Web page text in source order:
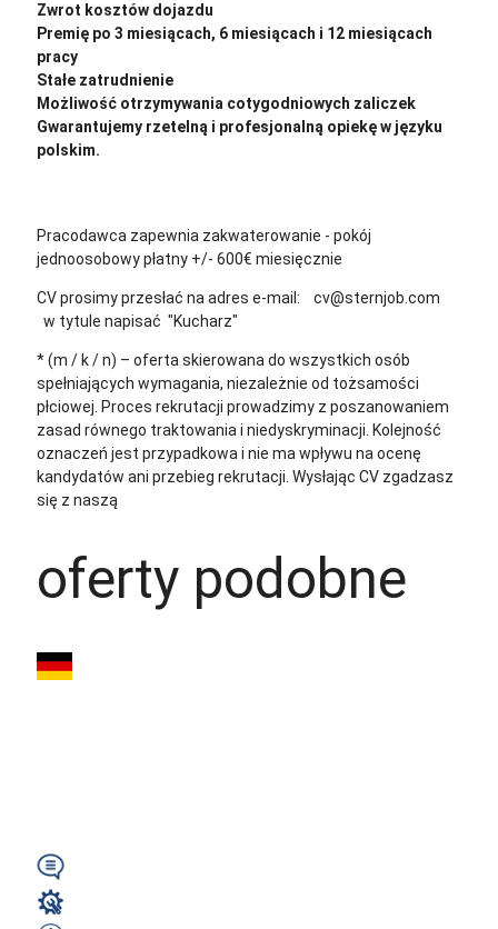
Zwrot kosztów dojazdu
Premię po 3 miesiącach, 6 miesiącach i 12 miesiącach
pracy
Stałe zatrudnienie
Możliwość otrzymywania cotygodniowych zaliczek
Gwarantujemy rzetelną i profesjonalną opiekę w języku
polskim.
Pracodawca zapewnia zakwaterowanie - pokój
jednoosobowy płatny +/- 600€ miesięcznie
CV prosimy przesłać na adres e-mail: cv@sternjob.com
w tytule napisać "Kucharz"
* (m / k / n) – oferta skierowana do wszystkich osób
spełniających wymagania, niezależnie od tożsamości
płciowej. Proces rekrutacji prowadzimy z poszanowaniem
zasad równego traktowania i niedyskryminacji. Kolejność
oznaczeń jest przypadkowa i nie ma wpływu na ocenę
kandydatów ani przebieg rekrutacji. Wysłając CV zgadzasz
się z naszą
oferty podobne
Kucharz ze